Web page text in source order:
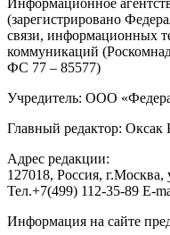
(зарегистрировано
связи, информационных
коммуникаций
ФС 77 – 85577)
Учредитель: ООО
Главный редактор: Оксак
Адрес редакции:
127018, Россия, г.Москва,
Тел.+7(499) 112-35-89 E-
Информация на сайте